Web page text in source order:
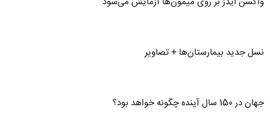
نسل جدید بیمارستان‌ها + تصاویر
جهان در 150 سال آینده چگونه خواهد بود؟